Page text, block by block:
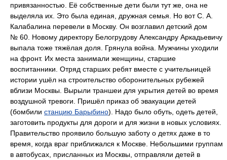
привязанностью. Её собственные дети были тут же, она не
выделяла их. Это была единая, дружная семья. Но вот С. А.
Калабалина перевели в Москву. Он возглавил детский дом
№ 60. Новому директору Белогрудову Александру Аркадьевичу
выпала тоже тяжёлая доля. Грянула война. Мужчины уходили
на фронт. Их места занимали женщины, старшие
воспитанники. Отряд старших ребят вместе с учительницей
истории ушёл на строительство оборонительных рубежей
вблизи Москвы. Вырыли траншеи для укрытия детей во время
воздушной тревоги. Пришёл приказ об эвакуации детей
(бомбили станцию Барыбино). Надо было обуть, одеть детей,
заготовить продукты для дороги и для жизни в новых условиях.
Правительство проявило большую заботу о детях даже в то
время, когда враг приближался к Москве. Небольшими группам
в автобусах, присланных из Москвы, отправляли детей в